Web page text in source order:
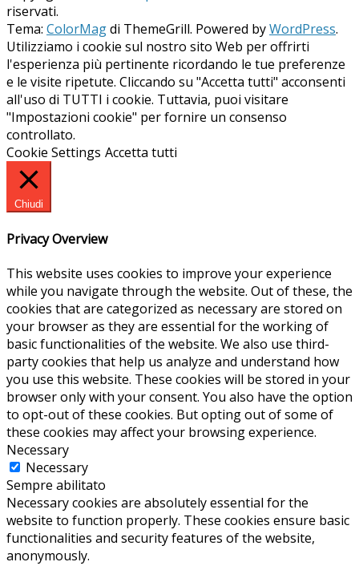
riservati.
Tema: ColorMagdi ThemeGrill. Powered byWordPress.
Utilizziamo i cookie sul nostro sito Web per offrirti
l'esperienza più pertinente ricordando le tue preferenze
e le visite ripetute. Cliccando su "Accetta tutti" acconsenti
all'uso di TUTTI i cookie. Tuttavia, puoi visitare
"Impostazioni cookie" per fornire un consenso
controllato.
Cookie Settings Accetta tutti
Chiudi
Privacy Overview
This website uses cookies to improve your experience
while you navigate through the website. Out of these, the
cookies that are categorized as necessary are stored on
your browser as they are essential for the working of
basic functionalities of the website. We also use third-
party cookies that help us analyze and understand how
you use this website. These cookies will be stored in your
browser only with your consent. You also have the option
to opt-out of these cookies. But opting out of some of
these cookies may affect your browsing experience.
Necessary
Necessary
Sempre abilitato
Necessary cookies are absolutely essential for the
website to function properly. These cookies ensure basic
functionalities and security features of the website,
anonymously.